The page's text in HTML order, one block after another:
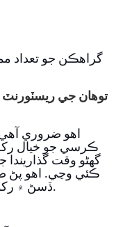
توهان جي
اهو ضروري
ڪرسي جو خيال
گهڻو وقت
ڪئي وڃي. اهو پڻ
ڏسڻ ۾ رکو ته جيئن گراهڪ واپس اچڻ چاهيندا.